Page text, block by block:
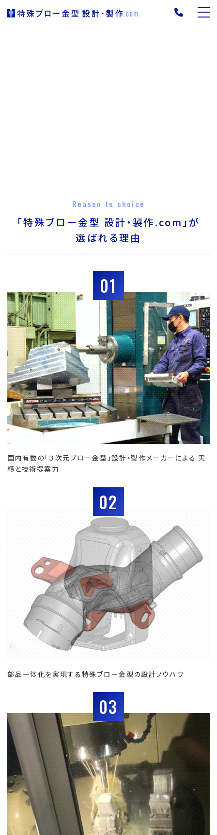
Reason to choice
「特殊ブロー金型 設計・製作.com」が
選ばれる理由
01
国内有数の「３次元ブロー金型」設計・製作メーカーによる 実
績と技術提案力
02
部品一体化を実現する特殊ブロー金型の設計ノウハウ
03